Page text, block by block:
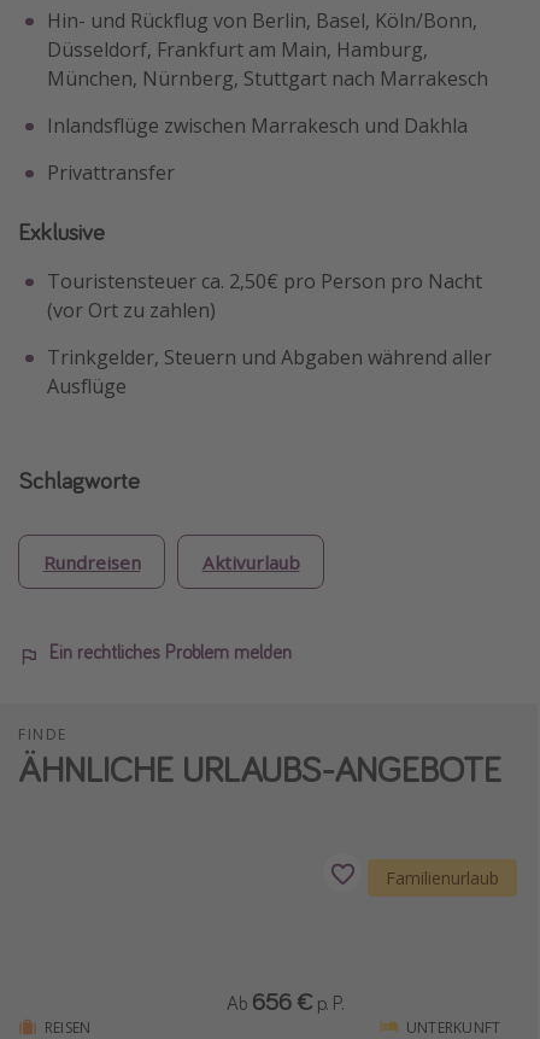
Hin- und Rückflug von Berlin, Basel, Köln/Bonn,
Düsseldorf, Frankfurt am Main, Hamburg,
München, Nürnberg, Stuttgart nach Marrakesch
Inlandsflüge zwischen Marrakesch und Dakhla
Privattransfer
Exklusive
Touristensteuer ca. 2,50€ pro Person pro Nacht
(vor Ort zu zahlen)
Trinkgelder, Steuern und Abgaben während aller
Ausflüge
Schlagworte
Rundreisen Aktivurlaub
Ein rechtliches Problem melden
FINDE
ÄHNLICHE URLAUBS-ANGEBOTE
REISEN
Ab 656 € p. P.
Familienurlaub
UNTERKUNFT